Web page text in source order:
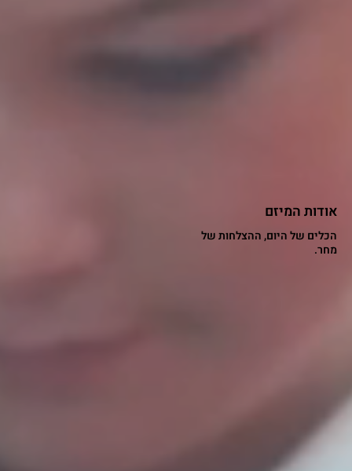
אודות המיזם
הכלים של היום, ההצלחות של
מחר.